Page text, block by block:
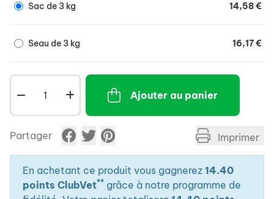
Sac de 3 kg 14,58 €
Seau de 3 kg 16,17 €
Ajouter au panier
Partager Imprimer
En achetant ce produit vous gagnerez 14.40
points ClubVet** grâce à notre programme de